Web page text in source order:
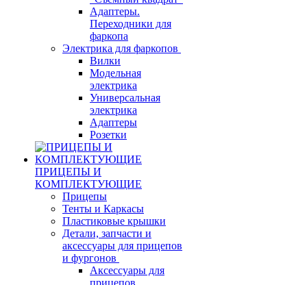
Адаптеры.
Переходники для
фаркопа
Электрика для фаркопов
Вилки
Модельная
электрика
Универсальная
электрика
Адаптеры
Розетки
ПРИЦЕПЫ И
КОМПЛЕКТУЮЩИЕ
Прицепы
Тенты и Каркасы
Пластиковые крышки
Детали, запчасти и
аксессуары для прицепов
и фургонов
Аксессуары для
прицепов